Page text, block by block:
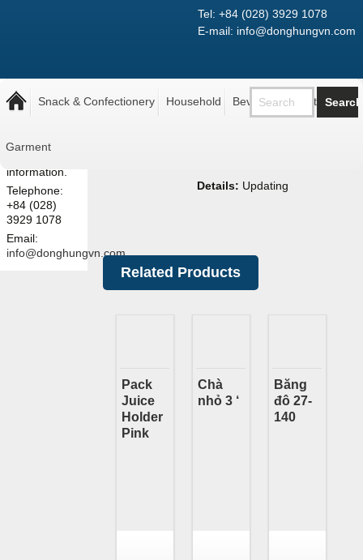
Tel: +84 (028) 3929 1078
E-mail: info@donghungvn.com
Snack & Confectionery Household Beverage Pantry
Garment
Note: The
prices shown
here are retail
Contact us
information.
Telephone:
+84 (028)
3929 1078
Email:
info@donghungvn.com
Áo mưa vừa
Details: Updating
Related Products
Pack
Juice
Holder
Pink
Chà
nhỏ 3 ‘
Băng
đô 27-
140